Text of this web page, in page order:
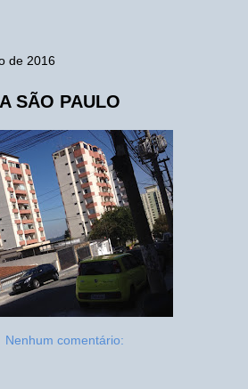
de 2016
SÃO PAULO
Nenhum comentário: